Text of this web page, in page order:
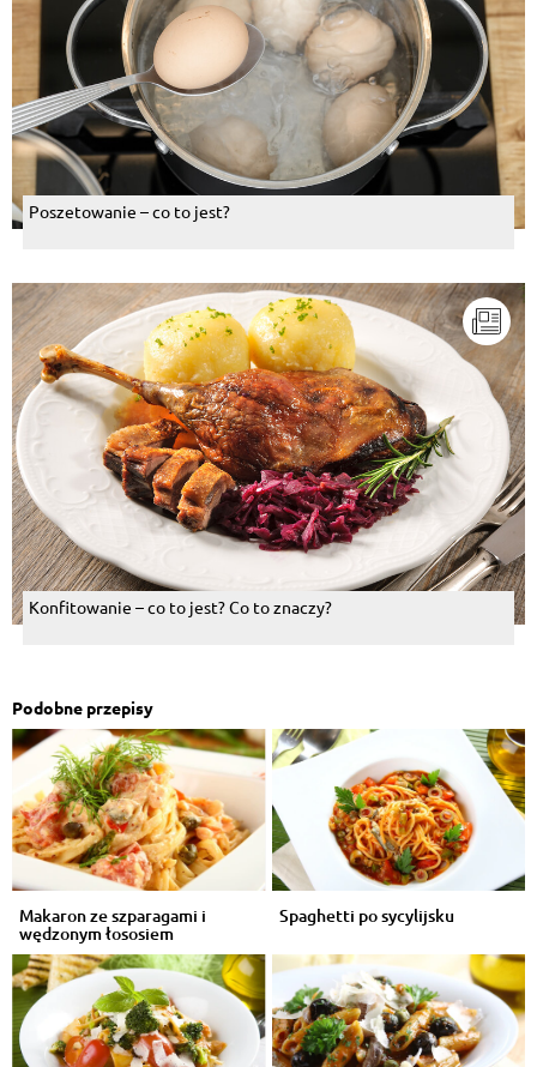
Poszetowanie – co to jest?
Konfitowanie – co to jest? Co to znaczy?
Podobne przepisy
Makaron ze szparagami i
wędzonym łososiem
Spaghetti po sycylijsku